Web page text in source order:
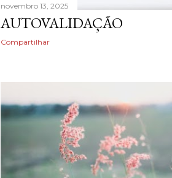
novembro 13, 2025
AUTOVALIDAÇÃO
Compartilhar